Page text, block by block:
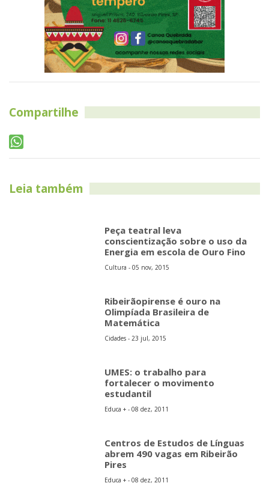
Compartilhe
Leia também
Peça teatral leva
conscientização sobre o uso da
Energia em escola de Ouro Fino
Cultura - 05 nov, 2015
Ribeirãopirense é ouro na
Olimpíada Brasileira de
Matemática
Cidades - 23 jul, 2015
UMES: o trabalho para
fortalecer o movimento
estudantil
Educa + - 08 dez, 2011
Centros de Estudos de Línguas
abrem 490 vagas em Ribeirão
Pires
Educa + - 08 dez, 2011